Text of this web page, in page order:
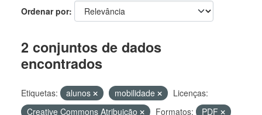
Ordenar por
2 conjuntos de dados
encontrados
Etiquetas: alunos mobilidade
Licenças:
Creative Commons Atribuição
Formatos:
PDF